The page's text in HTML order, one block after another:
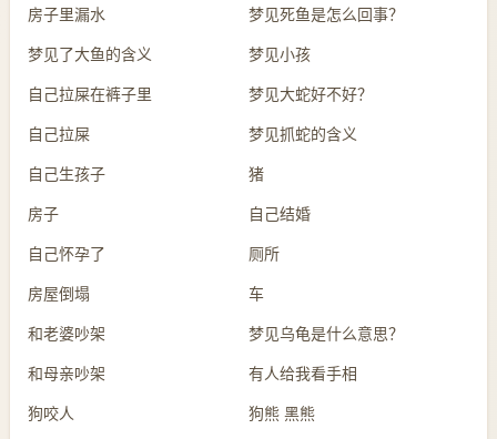
房子里漏水 梦见死鱼是怎么回事？
梦见了大鱼的含义 梦见小孩
自己拉屎在裤子里 梦见大蛇好不好？
自己拉屎 梦见抓蛇的含义
自己生孩子 猪
房子 自己结婚
自己怀孕了 厕所
房屋倒塌 车
和老婆吵架 梦见乌龟是什么意思？
和母亲吵架 有人给我看手相
狗咬人 狗熊 黑熊